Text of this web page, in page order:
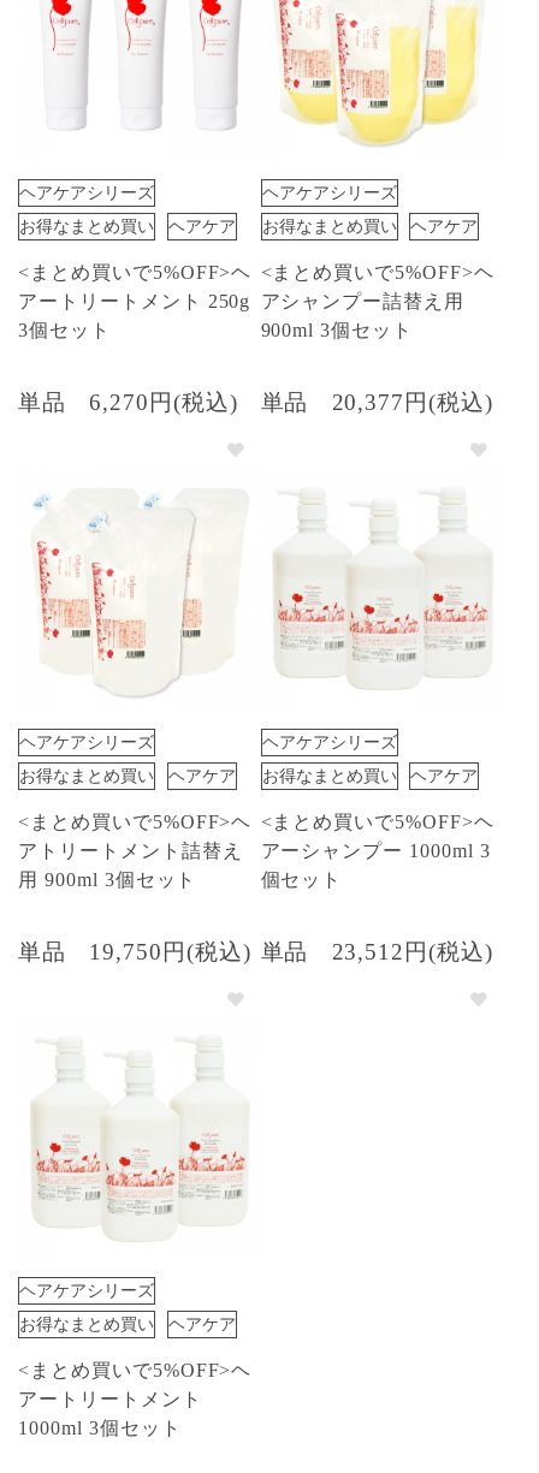
ヘアケアシリーズ
お得なまとめ買い
ヘアケア
<まとめ買いで5%OFF>ヘ
アートリートメント 250g
3個セット
単品 6,270円(税込)
ヘアケアシリーズ
お得なまとめ買い
ヘアケア
<まとめ買いで5%OFF>ヘ
アシャンプー詰替え用
900ml 3個セット
単品 20,377円(税込)
ヘアケアシリーズ
お得なまとめ買い
ヘアケア
<まとめ買いで5%OFF>ヘ
アトリートメント詰替え
用 900ml 3個セット
単品 19,750円(税込)
ヘアケアシリーズ
お得なまとめ買い
ヘアケア
<まとめ買いで5%OFF>ヘ
アーシャンプー 1000ml 3
個セット
単品 23,512円(税込)
ヘアケアシリーズ
お得なまとめ買い
ヘアケア
<まとめ買いで5%OFF>ヘ
アートリートメント
1000ml 3個セット